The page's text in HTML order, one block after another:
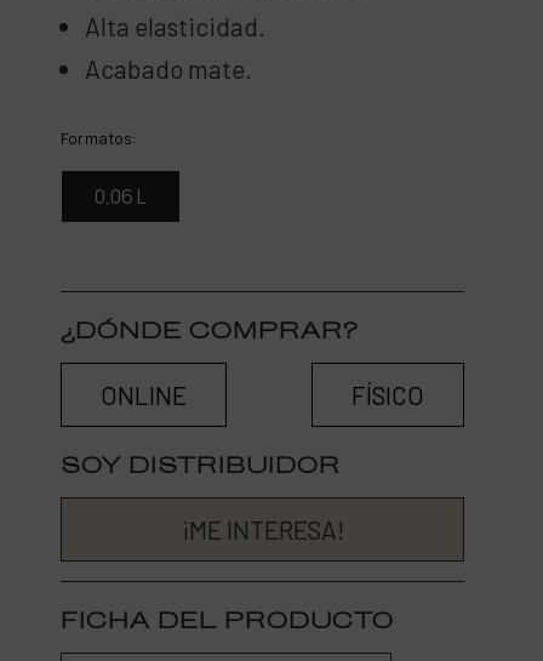
Alta elasticidad.
Acabado mate.
Formatos:
0,06 L
¿DÓNDE COMPRAR?
ONLINE FÍSICO
SOY DISTRIBUIDOR
¡ME INTERESA!
FICHA DEL PRODUCTO